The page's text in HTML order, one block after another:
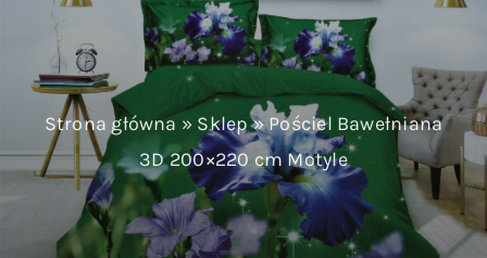
Pościele
Ręczniki
Koce
Prześcieradła
Strona główna » Sklep»Pościel Bawełniana
3D 200×220 cm Motyle